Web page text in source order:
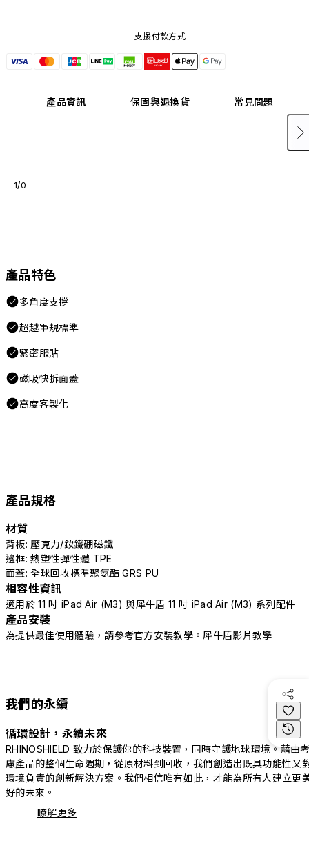
支援付款方式
產品資訊 保固與退換貨 常見問題
1/0
產品特色
多角度支撐
超越軍規標準
緊密服貼
磁吸快拆面蓋
高度客製化
產品規格
材質
背板: 壓克力/釹鐵硼磁鐵
邊框: 熱塑性彈性體 TPE
面蓋: 全球回收標準聚氨酯 GRS PU
相容性資訊
適用於 11 吋 iPad Air (M3) 與犀牛盾 11 吋 iPad Air (M3) 系列配件
產品安裝
為提供最佳使用體驗，請參考官方安裝教學。 犀牛盾影片教學
我們的永續
循環設計，永續未來
RHINOSHIELD 致力於保護你的科技裝置，同時守護地球環境。藉由
慮產品的整個生命週期，從原材料到回收，我們創造出既具功能性又
環境負責的創新解決方案。我們相信唯有如此，才能為所有人建立更
好的未來。
瞭解更多